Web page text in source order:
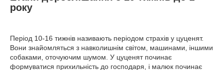
року
Період 10-16 тижнів називають періодом страхів у цуценят.
Вони знайомляться з навколишнім світом, машинами, іншими
собаками, оточуючим шумом. У цуценят починає
формуватися прихильність до господаря, і малюк починає